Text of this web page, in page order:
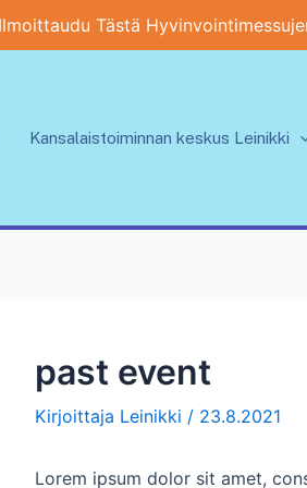
Ilmoittaudu Tästä
Kansalaistoiminnan keskus Leinikki
past event
Kirjoittaja Leinikki / 23.8.2021
Lorem ipsum dolor sit amet,